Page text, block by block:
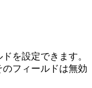
を設定できます。
フィールドは無効